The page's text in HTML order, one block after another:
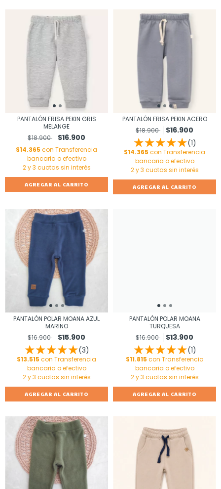
PANTALÓN FRISA PEKIN GRIS
MELANGE
$18.900
$16.900
$14.365 con Transferencia
bancaria o efectivo
AGREGAR AL CARRITO
PANTALÓN FRISA PEKIN ACERO
$18.900
$16.900
(1)
$14.365 con Transferencia
bancaria o efectivo
AGREGAR AL CARRITO
PANTALÓN POLAR MOANA AZUL
MARINO
$16.900
$15.900
(3)
$13.515 con Transferencia
bancaria o efectivo
AGREGAR AL CARRITO
PANTALÓN POLAR MOANA
TURQUESA
$16.900
$13.900
(1)
$11.815 con Transferencia
bancaria o efectivo
AGREGAR AL CARRITO